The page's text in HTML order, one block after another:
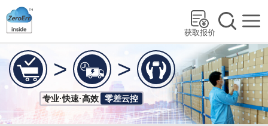
获取报价
> >
专业·快速·高效 零差云控